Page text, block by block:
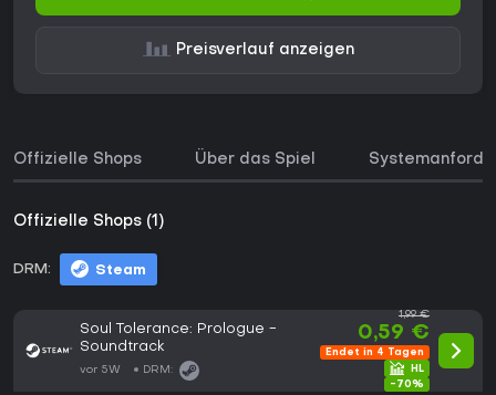
Preisverlauf anzeigen
Offizielle Shops Über das Spiel
Offizielle Shops (1)
DRM: Steam
Soul Tolerance: Prologue -
Soundtrack
vor 5W DRM:
1,99 €
0,59 €
Endet in 4 Tagen
-70%